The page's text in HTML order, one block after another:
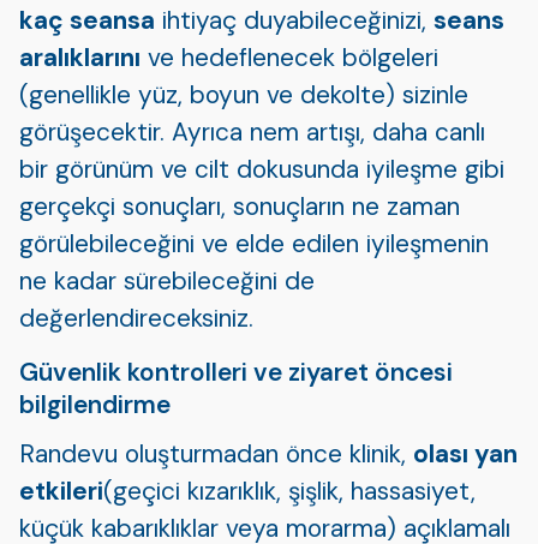
kaç seansa ihtiyaç duyabileceğinizi, seans
aralıklarını ve hedeflenecek bölgeleri
(genellikle yüz, boyun ve dekolte) sizinle
görüşecektir. Ayrıca nem artışı, daha canlı
bir görünüm ve cilt dokusunda iyileşme gibi
gerçekçi sonuçları, sonuçların ne zaman
görülebileceğini ve elde edilen iyileşmenin
ne kadar sürebileceğini de
değerlendireceksiniz.
Güvenlik kontrolleri ve ziyaret öncesi
bilgilendirme
Randevu oluşturmadan önce klinik, olası yan
etkileri(geçici kızarıklık, şişlik, hassasiyet,
küçük kabarıklıklar veya morarma) açıklamalı